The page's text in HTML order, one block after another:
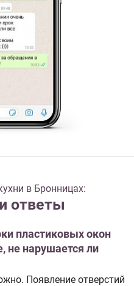
в Бронницах:
ответы
пластиковых окон
не нарушается ли
Появление отверстий